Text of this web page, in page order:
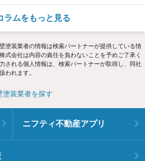
ラムをもっと見る
塗装業者の情報は検索パートナーが提供している情
式会社は内容の責任を負わないことを予めご了承く
される個人情報は、検索パートナーが取得し、同社
われます。
塗装業者を探す
ニフティ不動産アプリ